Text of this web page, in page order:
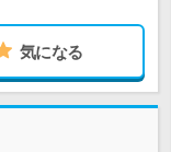
気になる